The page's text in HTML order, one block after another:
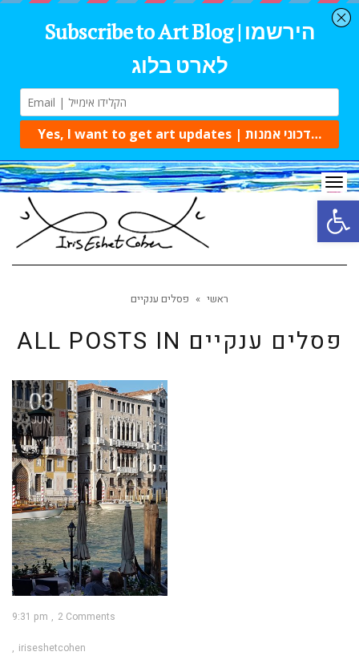
ראשי » פסלים ענקיים
ALL POSTS IN פסלים ענקיים
03
JUN
9:31 pm 2 Comments
iriseshetcohen